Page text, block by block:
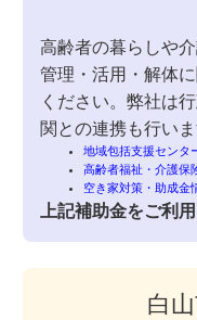
高齢者の暮らしや
管理・活用・解体
ください。弊社は
関との連携も行いま
地域包括支援センタ
高齢者福祉・介護保
空き家対策・助成金
上記補助金をご利
白